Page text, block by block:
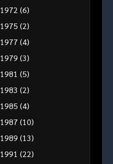
1972 (6)
1975 (2)
1977 (4)
1979 (3)
1981 (5)
1983 (2)
1985 (4)
1987 (10)
1989 (13)
1991 (22)